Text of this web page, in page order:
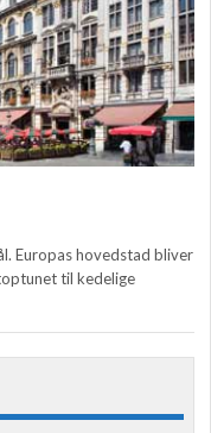
Europas hovedstad bliver
til kedelige